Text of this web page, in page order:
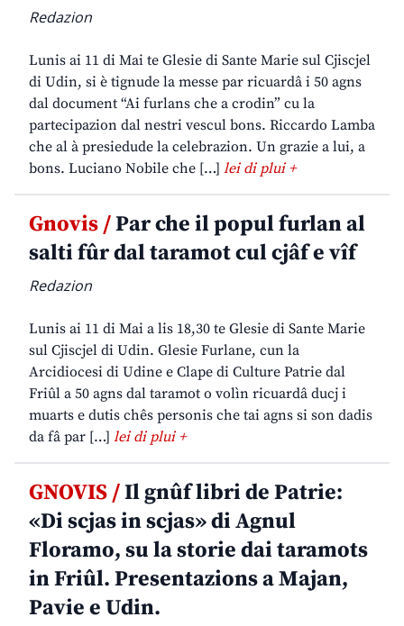
Redazion
Lunis ai 11 di Mai te Glesie di Sante Marie sul Cjiscjel
di Udin, si è tignude la messe par ricuardâ i 50 agns
dal document “Ai furlans che a crodin” cu la
partecipazion dal nestri vescul bons. Riccardo Lamba
che al à presiedude la celebrazion. Un grazie a lui, a
bons. Luciano Nobile che […] lei di plui +
Gnovis /Par che il popul furlan al
salti fûr dal taramot cul cjâf e vîf
Redazion
Lunis ai 11 di Mai a lis 18,30 te Glesie di Sante Marie
sul Cjiscjel di Udin. Glesie Furlane, cun la
Arcidiocesi di Udine e Clape di Culture Patrie dal
Friûl a 50 agns dal taramot o volìn ricuardâ ducj i
muarts e dutis chês personis che tai agns si son dadis
da fâ par […] lei di plui +
GNOVIS /Il gnûf libri de Patrie:
«Di scjas in scjas» di Agnul
Floramo, su la storie dai taramots
in Friûl. Presentazions a Majan,
Pavie e Udin.